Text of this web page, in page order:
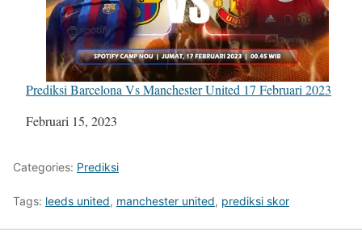
Prediksi Barcelona Vs Manchester United 17 Februari 2023
Tanggal
Februari 15, 2023
Categories: Prediksi
Tags: leeds united, manchester united, prediksi skor